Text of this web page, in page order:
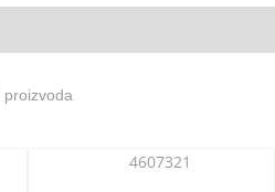
proizvoda
4607321